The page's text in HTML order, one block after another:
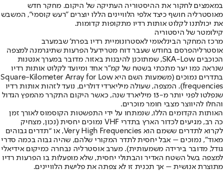
במאמצים לחקור את ההיסטוריה העתיקה של היקום. מחקר חדש
מאוסטרליה חושף כיצד אלפי הלוויינים הללו יוצרים "רעש קוסמי", המשבש
את יכולתנו לקלוט אותות רדיו מתקופות קדומות.
קילומטר של היסטוריה
מרכז המחקר הבינלאומי לאסטרונומיית רדיו בפרת' שבמערב
אוסטרליהפרסם בחודש שעבר דוח מטרידעל הפרעות שתיגרמנה למצפה
הכוכבים SKA-Low, שמתוכנן להיבנות באזור. מדובר במערך אנטנות
שנראה כמו יער מתכתי בשטח של קמ"ר אחד ומיועד לקלוט אותות רדיו
בתדרים נמוכים (משמעות השם היא Square-Kilometer Array for Low
frequencies). המצפה, שעולה מיליארדי דולרים, נועד לזהות אותות רדיו
שנפלטו לפני יותר מ-13 מיליארד שנה, כאשר היקום התקרר מהמפץ הגדול
והחלו להיווצר מצבי חומר מוכרים.
האותות הקדומים הללו, שנמתחו על ידי התפשטות הקוסמוס לאורך זמן
כה רב, מגיעים לכדור הארץ בתדרי VHF נמוכים יחסית (נכון, מצחיק
לקרוא לתדרים ששמם הוא Very High Frequencies, או “תדרים גבוהים
מאוד”, נמוכים – אבל יחסית לתדר המקורי שלהם, שהיה גבוה בכמה סדרי
גודל, מדובר בירידה משמעותית). מערב אוסטרליה נבחרה כמיקום אידיאלי
למצפה בשל השטח האדיר והבתולי יחסית, שלא מופעלות בו הפרעות רדיו
מתוצרת אנושית – אך תכנית זו לא צפתה את פלישת הלוויינים.